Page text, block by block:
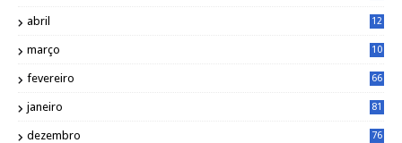
abril
12
março
10
fevereiro 66
janeiro 81
dezembro 76